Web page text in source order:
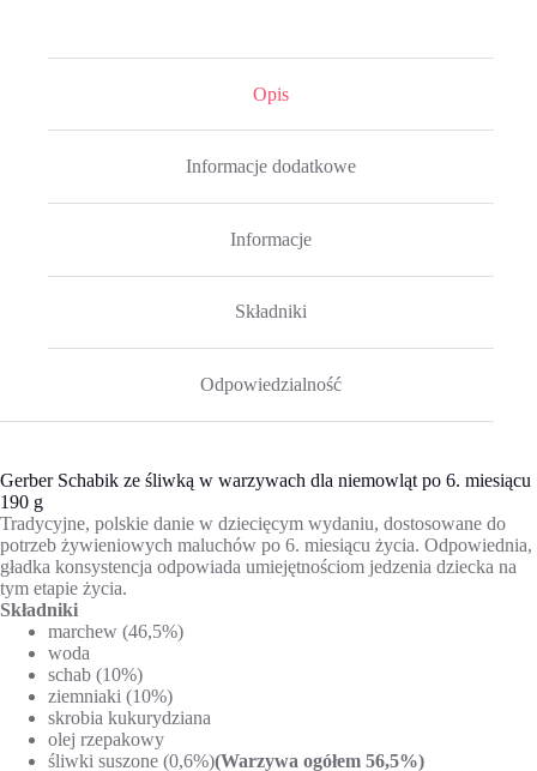
Opis
Informacje dodatkowe
Informacje
Składniki
Odpowiedzialność
Gerber Schabik ze śliwką w warzywach dla niemowląt po 6. miesiącu
190 g
Tradycyjne, polskie danie w dziecięcym wydaniu, dostosowane do
potrzeb żywieniowych maluchów po 6. miesiącu życia. Odpowiednia,
gładka konsystencja odpowiada umiejętnościom jedzenia dziecka na
tym etapie życia.
Składniki
marchew (46,5%)
woda
schab (10%)
ziemniaki (10%)
skrobia kukurydziana
olej rzepakowy
śliwki suszone (0,6%)(Warzywa ogółem 56,5%)